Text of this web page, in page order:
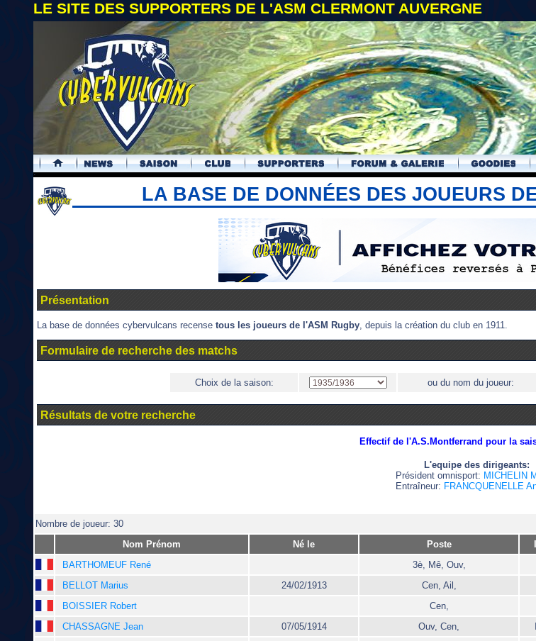
LE SITE DES SUPPORTERS DE L'ASM CLERMONT AUVERGNE
.
LA BASE DE DONNÉES DES JOUEURS
Présentation
La base de données cybervulcans recense tous les joueurs de l'ASM Rugby, depuis la création du club en 1911.
Formulaire de recherche des matchs
Choix de la saison: ou du nom du joueur:
Résultats de votre recherche
Effectif de l'A.S.Montferrand pour la
L'equipe des dirigeants:
Président omnisport: MICHELIN
Entraîneur: FRANCQUENELLE
Nombre de joueur: 30
Nom Prénom
Né le Poste
BARTHOMEUF René
3è, Mê, Ouv,
BELLOT Marius
24/02/1913 Cen, Ail,
BOISSIER Robert
Cen,
CHASSAGNE Jean
07/05/1914 Ouv, Cen,